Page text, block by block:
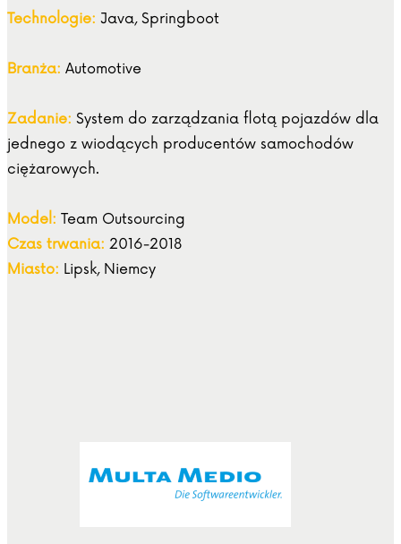
Technologie: Java, Springboot
Branża: Automotive
Zadanie: System do zarządzania flotą pojazdów dla
jednego z wiodących producentów samochodów
ciężarowych.
Model: Team Outsourcing
Czas trwania: 2016-2018
Miasto: Lipsk, Niemcy